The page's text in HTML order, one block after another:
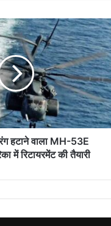
हटाने वाला MH-53E
में रिटायरमेंट की तैयारी